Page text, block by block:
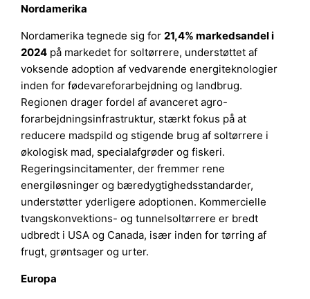
Nordamerika
Nordamerika tegnede sig for21,4% markedsandel i
2024 på markedet for soltørrere, understøttet af
voksende adoption af vedvarende energiteknologier
inden for fødevareforarbejdning og landbrug.
Regionen drager fordel af avanceret agro-
forarbejdningsinfrastruktur, stærkt fokus på at
reducere madspild og stigende brug af soltørrere i
økologisk mad, specialafgrøder og fiskeri.
Regeringsincitamenter, der fremmer rene
energiløsninger og bæredygtighedsstandarder,
understøtter yderligere adoptionen. Kommercielle
tvangskonvektions- og tunnelsoltørrere er bredt
udbredt i USA og Canada, især inden for tørring af
frugt, grøntsager og urter.
Europa